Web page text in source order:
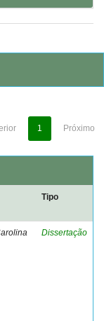
1 Próximo
Tipo
Dissertação